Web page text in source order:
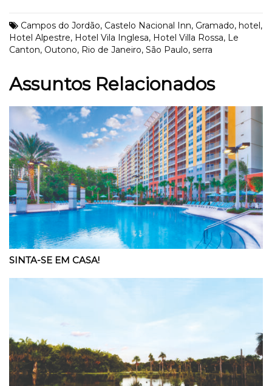
Campos do Jordão, Castelo Nacional Inn, Gramado, hotel,
Hotel Alpestre, Hotel Vila Inglesa, Hotel Villa Rossa, Le
Canton, Outono, Rio de Janeiro, São Paulo, serra
Assuntos Relacionados
SINTA-SE EM CASA!